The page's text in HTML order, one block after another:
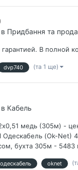
в Придбання та
В
dvp740 (та 1 ще)
в Кабель
медь (305м) -
(Ok-
бухта 305м -
oknet